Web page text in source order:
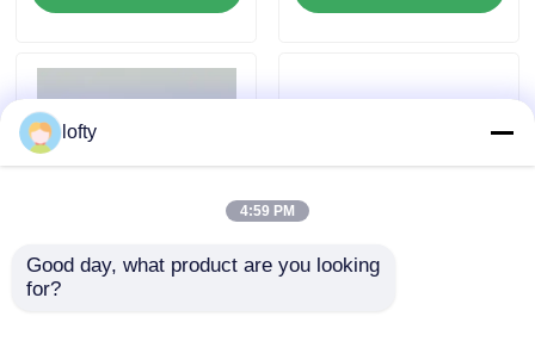
연락주세요
경우
두 배 껍데기 리버드 닫
lofty
4:59 PM
Good day, what product are you looking
for?